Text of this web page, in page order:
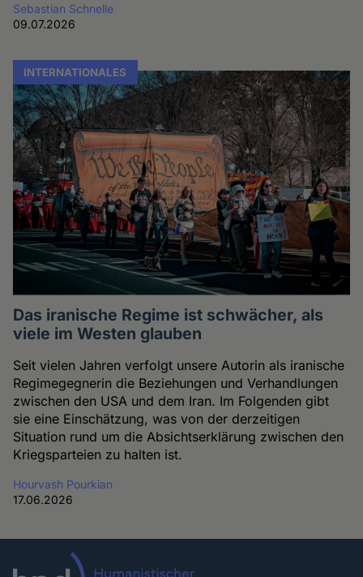
Sebastian Schnelle
09.07.2026
INTERNATIONALES
Das iranische Regime ist schwächer, als
viele im Westen glauben
Seit vielen Jahren verfolgt unsere Autorin als iranische
Regimegegnerin die Beziehungen und Verhandlungen
zwischen den USA und dem Iran. Im Folgenden gibt
sie eine Einschätzung, was von der derzeitigen
Situation rund um die Absichtserklärung zwischen den
Kriegsparteien zu halten ist.
Hourvash Pourkian
17.06.2026